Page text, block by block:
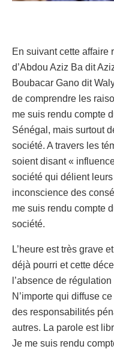
En suivant cette affaire
d’Abdou Aziz Ba dit
Boubacar Gano dit
de comprendre les
me suis rendu compte
Sénégal, mais surtout
société. A travers les
soient disant «
société qui délient
inconscience des
me suis rendu compte
société.
L’heure est très grave
déjà pourri et cette
l’absence de
N’importe qui diffuse
des responsabilités
autres. La parole est
Je me suis rendu